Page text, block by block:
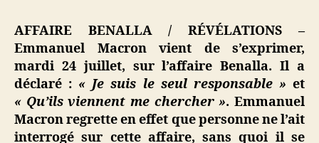
–
Macron
nous
explique
tout
sur
les
violences
AFFAIRE BENALLA / RÉVÉLATIONS –
Emmanuel Macron vient de s’exprimer,
mardi 24 juillet, sur l’affaire Benalla. Il a
déclaré : « Je suis le seul responsable » et
« Qu’ils viennent me chercher ». Emmanuel
Macron regrette en effet que personne ne l’ait
interrogé sur cette affaire, sans quoi il se